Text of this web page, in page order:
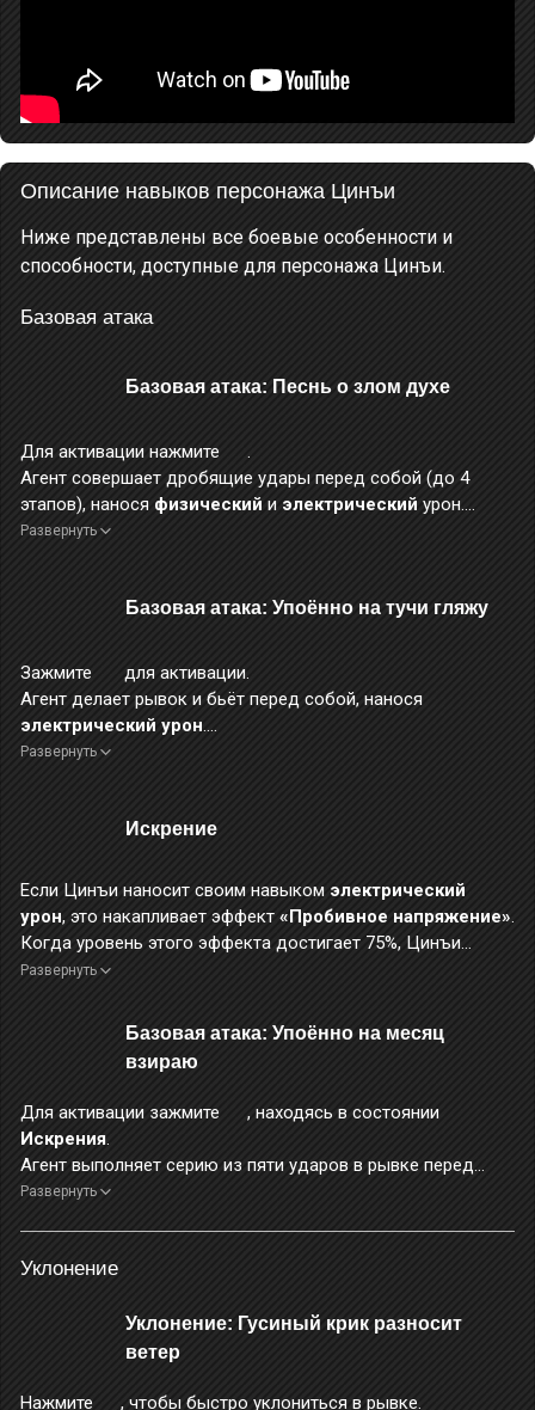
Описание навыков персонажа Цинъи
Ниже представлены все боевые особенности и
способности, доступные для персонажа Цинъи.
Базовая атака
Базовая атака: Песнь о злом духе
Для активации нажмите
Агент совершает дробящие удары перед собой (до 4
этапов), нанося физический и электрический урон.
Во время 3-го этапа нажмите
базовой атаки.
прервётся и будет автоматически выполнен 4-й этап атаки.
По достижении определённого времени серии 4-й этап
усиливается.
Во время 3-го и 4-го этапов повышен уровень защиты от
Развернуть
Базовая атака: Упоённо на тучи гляжу
Зажмите
для активации.
Агент делает рывок и бьёт перед собой, нанося
электрический урон
Во время применения данного навыка повышается
Развернуть
Искрение
Если Цинъи наносит своим навыком электрический
урон, это накапливает эффект «Пробивное напряжение».
Когда уровень этого эффекта достигает 75%, Цинъи
входит в состояние
Пробивное напряжение
и выходит из состояния
Пробивного
напряжениясвыше накопленных 75% наносимый атакой
урон повышается на 1%, а оглушение — на 0,5%.
атака «Упоённо на месяц взираю»
накапливает
Развернуть
Базовая атака: Упоённо на месяц
взираю
Для активации зажмите
, находясь в состоянии
Искрения
Агент выполняет серию из пяти ударов в рывке перед
собой, а затем завершающий удар, наносящий огромный
Используйте завершающий удар, когда агент вот-вот
Во время выполнения атаки в рывке повышается уровень
защиты от прерывания, а получаемый урон снижен на 40%.
неуязвим.
Развернуть
Уклонение
Уклонение: Гусиный крик разносит
ветер
Нажмите , чтобы быстро уклониться в рывке.